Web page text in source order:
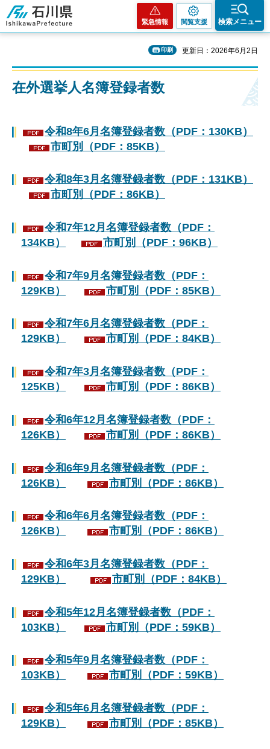
石川県
緊急情報 閲覧支援 検索メニュー
印刷 更新日：2026年6月2日
在外選挙人名簿登録者数
令和8年6月名簿登録者数（PDF：130KB）
市町別（PDF：85KB）
令和8年3月名簿登録者数（PDF：131KB）
市町別（PDF：86KB）
令和7年12月名簿登録者数（PDF：
134KB）
市町別（PDF：96KB）
令和7年9月名簿登録者数（PDF：
129KB）
市町別（PDF：85KB）
令和7年6月名簿登録者数（PDF：
129KB）
市町別（PDF：84KB）
令和7年3月名簿登録者数（PDF：
125KB）
市町別（PDF：86KB）
令和6年12月名簿登録者数（PDF：
126KB）
市町別（PDF：86KB）
令和6年9月名簿登録者数（PDF：
126KB）
市町別（PDF：86KB）
令和6年6月名簿登録者数（PDF：
126KB）
市町別（PDF：86KB）
令和6年3月名簿登録者数（PDF：
129KB）
市町別（PDF：84KB）
令和5年12月名簿登録者数（PDF：
103KB）
市町別（PDF：59KB）
令和5年9月名簿登録者数（PDF：
103KB）
市町別（PDF：59KB）
令和5年6月名簿登録者数（PDF：
129KB）
市町別（PDF：85KB）